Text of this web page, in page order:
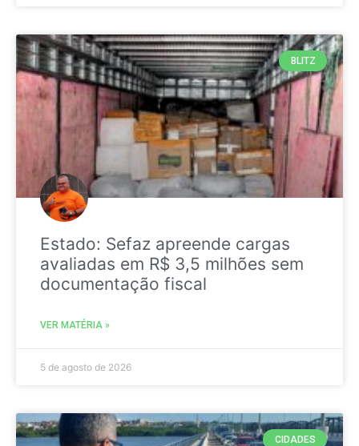
BLITZ
Estado: Sefaz apreende cargas
avaliadas em R$ 3,5 milhões sem
documentação fiscal
VER MATÉRIA »
5 de agosto de 2026
CIDADES